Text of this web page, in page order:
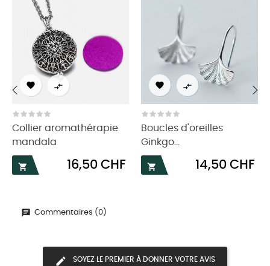
 
Collier aromathérapie
mandala

Prix
16,50 CHF
 
Boucles d'oreilles
Ginkgo...

Prix
14,50 CHF
‹
Commentaires (0)
SOYEZ LE PREMIER À DONNER VOTRE AVIS